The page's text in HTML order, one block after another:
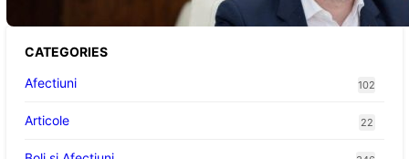
CATEGORIES
Afectiuni
102
Articole 22